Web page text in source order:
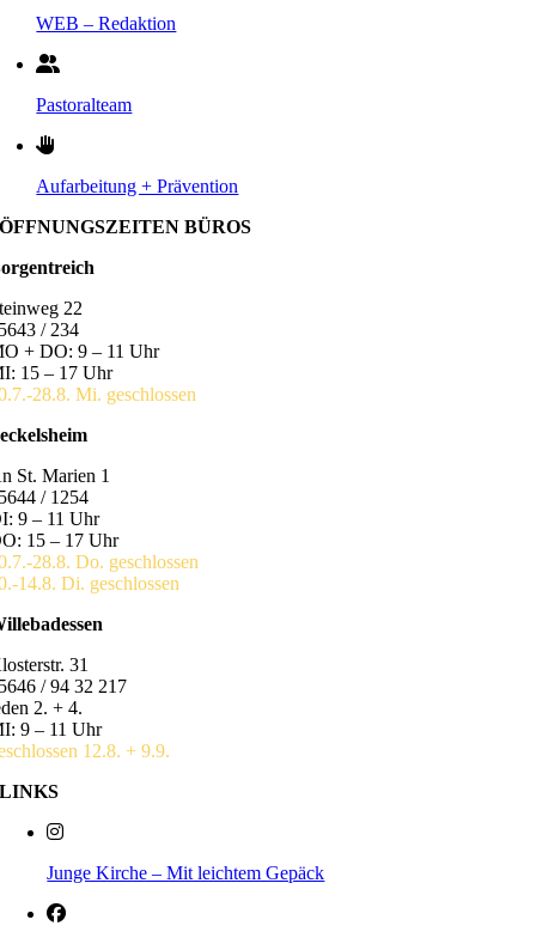
WEB – Redaktion
Pastoralteam
Aufarbeitung + Prävention
ÖFFNUNGSZEITEN BÜROS
22
/ 234
+ DO: 9 – 11 Uhr
15 – 17 Uhr
28.8. Mi. geschlossen
St. Marien 1
/ 1254
9 – 11 Uhr
15 – 17 Uhr
28.8. Do. geschlossen
14.8. Di. geschlossen
31
/ 94 32 217
2. + 4.
9 – 11 Uhr
12.8. + 9.9.
LINKS
Junge Kirche – Mit leichtem Gepäck